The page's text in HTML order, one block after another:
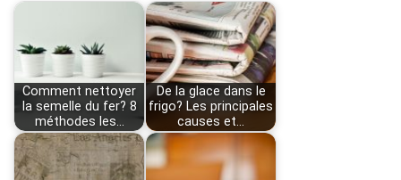
Comment nettoyer
la semelle du fer? 8
méthodes les…
De la glace dans le
frigo? Les principales
causes et…